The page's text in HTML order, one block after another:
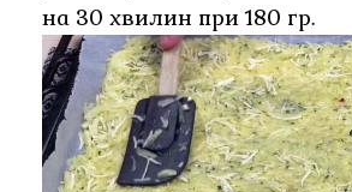
на 30 хвилин при 180 гр.